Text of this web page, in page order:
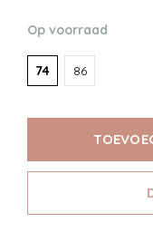
Op voorraad
74 86